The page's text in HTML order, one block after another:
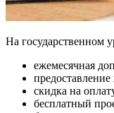
На государственном
ежемесячная
скидка на
бесплатный